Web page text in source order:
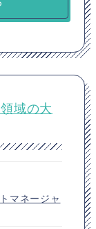
域の大
マネージャ